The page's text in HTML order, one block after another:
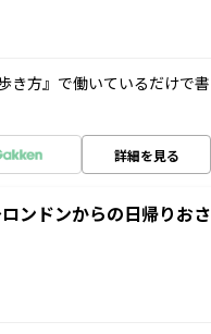
き方』で働いているだけで書
詳細を見る
ンドンからの日帰りおさ